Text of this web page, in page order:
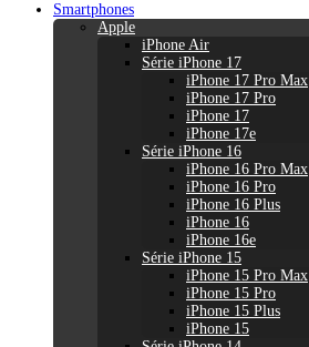
Smartphones
Apple
iPhone Air
Série iPhone 17
iPhone 17 Pro Max
iPhone 17 Pro
iPhone 17
iPhone 17e
Série iPhone 16
iPhone 16 Pro Max
iPhone 16 Pro
iPhone 16 Plus
iPhone 16
iPhone 16e
Série iPhone 15
iPhone 15 Pro Max
iPhone 15 Pro
iPhone 15 Plus
iPhone 15